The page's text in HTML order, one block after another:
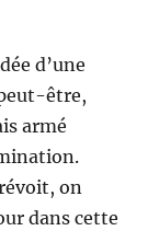
d’une
être,
armé
on
dans cette